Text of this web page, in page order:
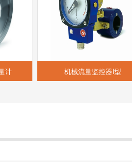
计 机械流量监控器I型